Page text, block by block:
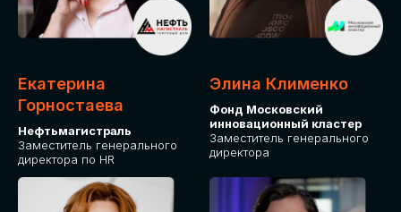
Екатерина
Горностаева
Нефтьмагистраль
Заместитель генерального
директора по HR
Элина Клименко
Фонд Московский
инновационный кластер
Заместитель генерального
директора
Приглашаем стать партнером GLOBAL
TECH FORUM и презентовать ваши
решения целевой аудитории. Будем
рады сотрудничеству!
ПОДАТЬ ЗАЯВКУ
IT Solutions for Business